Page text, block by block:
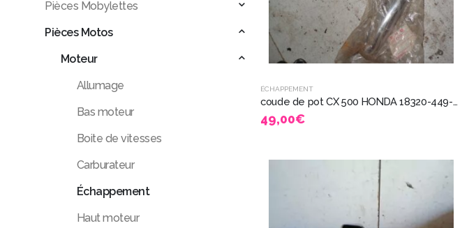
ÉCHAPPEMENT
coude de pot CX 500 HONDA 18320-449-000 Exhaust Header Pipes 14325
49,00€
Pièces Mobylettes
Pièces Motos
Moteur
Allumage
Bas moteur
Boite de vitesses
Carburateur
Échappement
Haut moteur